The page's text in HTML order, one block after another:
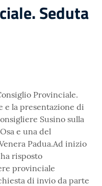
Seduta
Provinciale.
e la presentazione di
Susino sulla
e una del
Padua.Ad inizio
risposto
provinciale
di invio da parte